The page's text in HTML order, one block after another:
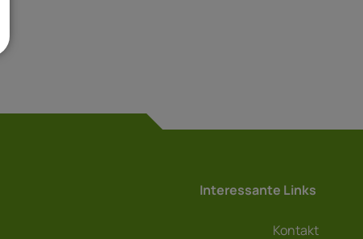
Interessante Links
Kontakt